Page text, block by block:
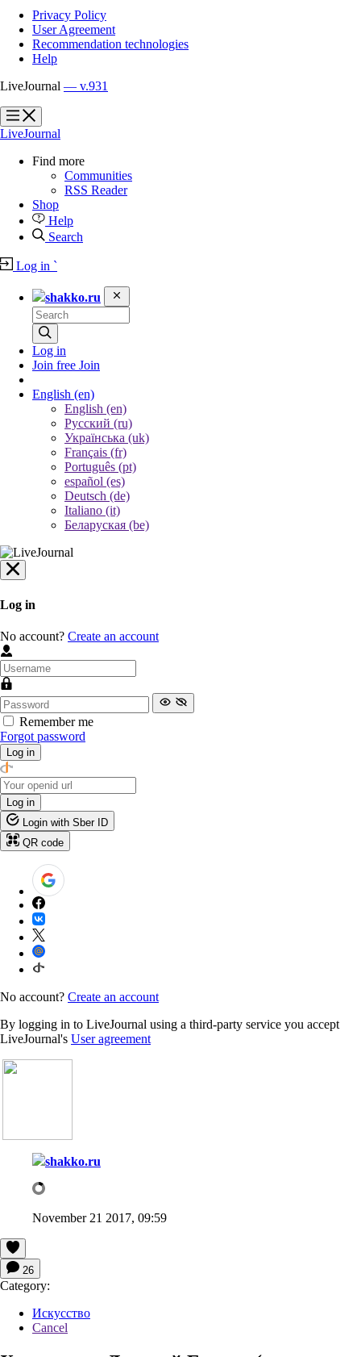
Privacy Policy
User Agreement
Recommendation technologies
Help
LiveJournal — v.931
?
?
LiveJournal
Find more
Communities
RSS Reader
Shop
Help
Search
Log in `
shakko.ru
Log in
Join free Join
English (en)
English (en)
Русский (ru)
Українська (uk)
Français (fr)
Português (pt)
español (es)
Deutsch (de)
Italiano (it)
Беларуская (be)
Log in
No account? Create an account
Remember me
Forgot password
Log in
Log in
Login with Sber ID
QR code
No account? Create an account
By logging in to LiveJournal using a third-party service you accept
LiveJournal's User agreement
shakko.ru
November 21 2017, 09:59
26
Category:
Искусство
Cancel